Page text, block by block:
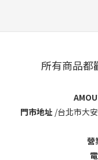
所有商品都
門市地址 /台北市大
營